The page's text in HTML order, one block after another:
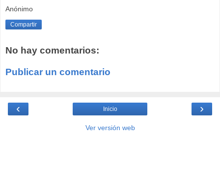
Anónimo
Compartir
No hay comentarios:
Publicar un comentario
‹ ›
Inicio
Ver versión web